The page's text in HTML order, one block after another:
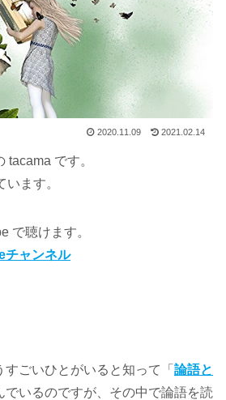
2020.11.09 2021.02.14
tacama です。
ます。
で聴けます。
チャンネル
ごいひとがいると知って「 論語と
でいるのですが、その中で論語を読